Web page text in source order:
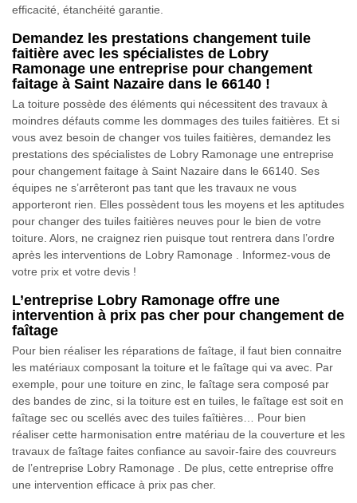
efficacité, étanchéité garantie.
Demandez les prestations changement tuile
faitière avec les spécialistes de Lobry
Ramonage une entreprise pour changement
faitage à Saint Nazaire dans le 66140 !
La toiture possède des éléments qui nécessitent des travaux à
moindres défauts comme les dommages des tuiles faitières. Et si
vous avez besoin de changer vos tuiles faitières, demandez les
prestations des spécialistes de Lobry Ramonage une entreprise
pour changement faitage à Saint Nazaire dans le 66140. Ses
équipes ne s’arrêteront pas tant que les travaux ne vous
apporteront rien. Elles possèdent tous les moyens et les aptitudes
pour changer des tuiles faitières neuves pour le bien de votre
toiture. Alors, ne craignez rien puisque tout rentrera dans l’ordre
après les interventions de Lobry Ramonage . Informez-vous de
votre prix et votre devis !
L’entreprise Lobry Ramonage offre une
intervention à prix pas cher pour changement de
faîtage
Pour bien réaliser les réparations de faîtage, il faut bien connaitre
les matériaux composant la toiture et le faîtage qui va avec. Par
exemple, pour une toiture en zinc, le faîtage sera composé par
des bandes de zinc, si la toiture est en tuiles, le faîtage est soit en
faîtage sec ou scellés avec des tuiles faîtières… Pour bien
réaliser cette harmonisation entre matériau de la couverture et les
travaux de faîtage faites confiance au savoir-faire des couvreurs
de l’entreprise Lobry Ramonage . De plus, cette entreprise offre
une intervention efficace à prix pas cher.